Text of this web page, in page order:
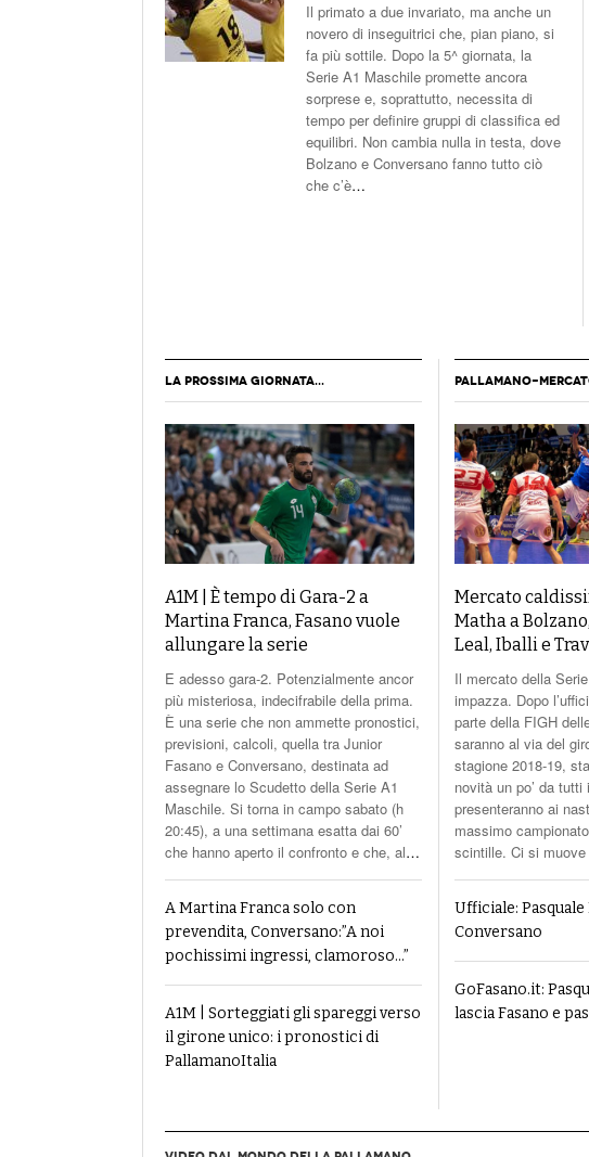
Il primato a due invariato, ma anche un
novero di inseguitrici che, pian piano, si
fa più sottile. Dopo la 5^ giornata, la
Serie A1 Maschile promette ancora
sorprese e, soprattutto, necessita di
tempo per definire gruppi di classifica ed
equilibri. Non cambia nulla in testa, dove
Bolzano e Conversano fanno tutto ciò
LA PROSSIMA GIORNATA...
A1M | È tempo di Gara-2 a
Martina Franca, Fasano vuole
E adesso gara-2. Potenzialmente ancor
più misteriosa, indecifrabile della prima.
È una serie che non ammette pronostici,
previsioni, calcoli, quella tra Junior
Fasano e Conversano, destinata ad
assegnare lo Scudetto della Serie A1
Maschile. Si torna in campo sabato (h
20:45), a una settimana esatta dai 60’
A Martina Franca solo con
prevendita, Conversano:”A noi
A1M | Sorteggiati gli spareggi verso
il girone unico: i pronostici di
PALLAMANO-
Mercato
Matha a
Il mercato della
impazza. Dopo
parte della FIGH
saranno al via del
stagione 2018-19,
novità un po’ da
presenteranno ai
massimo
Ufficiale: Pasquale
GoFasano.it: